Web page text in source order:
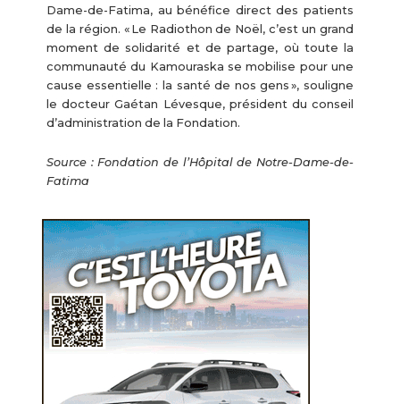
Dame-de-Fatima, au bénéfice direct des patients
de la région. « Le Radiothon de Noël, c’est un grand
moment de solidarité et de partage, où toute la
communauté du Kamouraska se mobilise pour une
cause essentielle : la santé de nos gens », souligne
le docteur Gaétan Lévesque, président du conseil
d’administration de la Fondation.
Source : Fondation de l’Hôpital de Notre-Dame-de-
Fatima